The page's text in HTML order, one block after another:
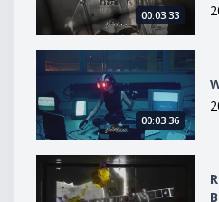
00:03:33
Wired de Vladek
00:03:36
Ruines de Stéphane Blok